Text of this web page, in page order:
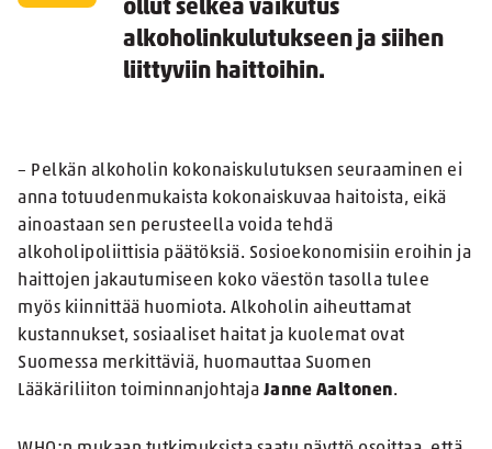
ollut selkeä vaikutus
alkoholinkulutukseen ja siihen
liittyviin haittoihin.
– Pelkän alkoholin kokonaiskulutuksen seuraaminen ei
anna totuudenmukaista kokonaiskuvaa haitoista, eikä
ainoastaan sen perusteella voida tehdä
alkoholipoliittisia päätöksiä. Sosioekonomisiin eroihin ja
haittojen jakautumiseen koko väestön tasolla tulee
myös kiinnittää huomiota. Alkoholin aiheuttamat
kustannukset, sosiaaliset haitat ja kuolemat ovat
Suomessa merkittäviä, huomauttaa Suomen
Lääkäriliiton toiminnanjohtaja Janne Aaltonen.